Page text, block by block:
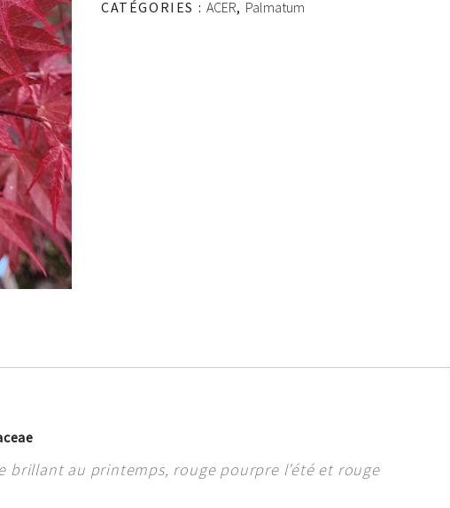
CATÉGORIES : ACER, Palmatum
brillant au printemps, rouge pourpre l’été et rouge